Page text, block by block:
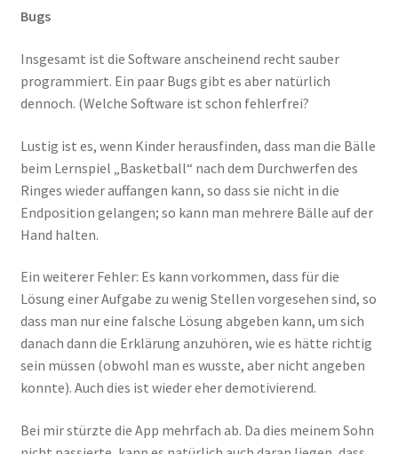
Bugs
Insgesamt ist die Software anscheinend recht sauber
programmiert. Ein paar Bugs gibt es aber natürlich
dennoch. (Welche Software ist schon fehlerfrei?
Lustig ist es, wenn Kinder herausfinden, dass man die Bälle
beim Lernspiel „Basketball“ nach dem Durchwerfen des
Ringes wieder auffangen kann, so dass sie nicht in die
Endposition gelangen; so kann man mehrere Bälle auf der
Hand halten.
Ein weiterer Fehler: Es kann vorkommen, dass für die
Lösung einer Aufgabe zu wenig Stellen vorgesehen sind, so
dass man nur eine falsche Lösung abgeben kann, um sich
danach dann die Erklärung anzuhören, wie es hätte richtig
sein müssen (obwohl man es wusste, aber nicht angeben
konnte). Auch dies ist wieder eher demotivierend.
Bei mir stürzte die App mehrfach ab. Da dies meinem Sohn